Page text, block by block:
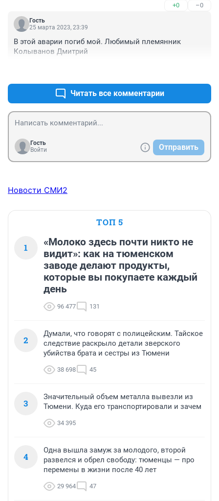
+0 –0
Гость
25 марта 2023, 23:39
В этой аварии погиб мой. Любимый племянник
Колыванов Дмитрий
Читать все комментарии
Гость
Войти
Отправить
Новости СМИ2
ТОП 5
1
«Молоко здесь почти никто не
видит»: как на тюменском
заводе делают продукты,
которые вы покупаете каждый
день
96 477 131
2
Думали, что говорят с полицейским. Тайское
следствие раскрыло детали зверского
убийства брата и сестры из Тюмени
38 698 45
3
Значительный объем металла вывезли из
Тюмени. Куда его транспортировали и зачем
34 395
4
Одна вышла замуж за молодого, второй
развелся и обрел свободу: тюменцы — про
перемены в жизни после 40 лет
29 964 47